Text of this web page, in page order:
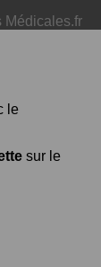
Médicales.fr
le
sur le